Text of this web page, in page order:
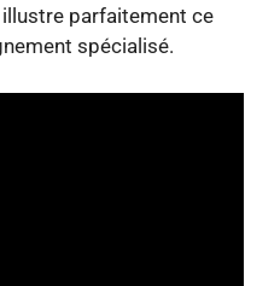
parfaitement ce
spécialisé.